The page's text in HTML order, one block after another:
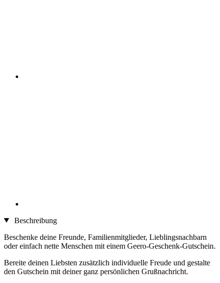
Beschreibung
Beschenke deine Freunde, Familienmitglieder, Lieblingsnachbarn
oder einfach nette Menschen mit einem Geero-Geschenk-Gutschein.
Bereite deinen Liebsten zusätzlich individuelle Freude und gestalte
den Gutschein mit deiner ganz persönlichen Grußnachricht.